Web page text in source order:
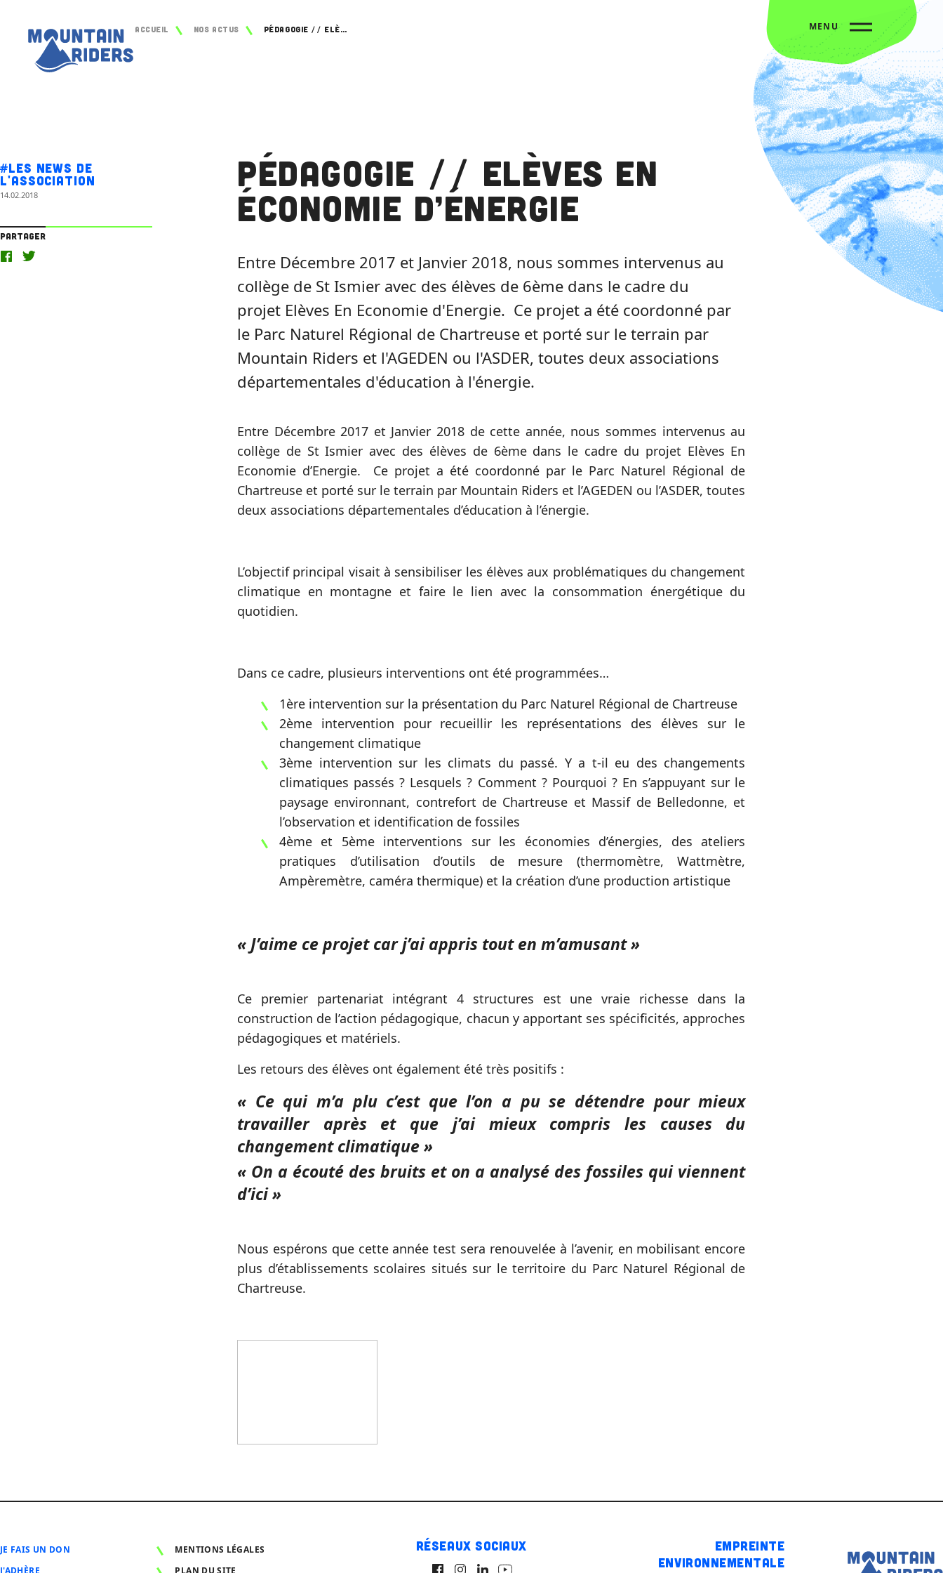
Accueil Nos actus Pédagogie // Elèves en économie d’énergie MENU
#Les news de
l'association
14.02.2018
Partager
Pédagogie // Elèves en
économie d’énergie
Entre Décembre 2017 et Janvier 2018, nous sommes intervenus au
collège de St Ismier avec des élèves de 6ème dans le cadre du
projet Elèves En Economie d'Energie. Ce projet a été coordonné par
le Parc Naturel Régional de Chartreuse et porté sur le terrain par
Mountain Riders et l'AGEDEN ou l'ASDER, toutes deux associations
départementales d'éducation à l'énergie.
Entre Décembre 2017 et Janvier 2018 de cette année, nous sommes intervenus au
collège de St Ismier avec des élèves de 6ème dans le cadre du projet Elèves En
Economie d’Energie. Ce projet a été coordonné par le Parc Naturel Régional de
Chartreuse et porté sur le terrain par Mountain Riders et l’AGEDEN ou l’ASDER, toutes
deux associations départementales d’éducation à l’énergie.
L’objectif principal visait à sensibiliser les élèves aux problématiques du changement
climatique en montagne et faire le lien avec la consommation énergétique du
quotidien.
Dans ce cadre, plusieurs interventions ont été programmées…
1ère intervention sur la présentation du Parc Naturel Régional de Chartreuse
2ème intervention pour recueillir les représentations des élèves sur le
changement climatique
3ème intervention sur les climats du passé. Y a t-il eu des changements
climatiques passés ? Lesquels ? Comment ? Pourquoi ? En s’appuyant sur le
paysage environnant, contrefort de Chartreuse et Massif de Belledonne, et
l’observation et identification de fossiles
4ème et 5ème interventions sur les économies d’énergies, des ateliers
pratiques d’utilisation d’outils de mesure (thermomètre, Wattmètre,
Ampèremètre, caméra thermique) et la création d’une production artistique
« J’aime ce projet car j’ai appris tout en m’amusant »
Ce premier partenariat intégrant 4 structures est une vraie richesse dans la
construction de l’action pédagogique, chacun y apportant ses spécificités, approches
pédagogiques et matériels.
Les retours des élèves ont également été très positifs :
« Ce qui m’a plu c’est que l’on a pu se détendre pour mieux
travailler après et que j’ai mieux compris les causes du
changement climatique »
« On a écouté des bruits et on a analysé des fossiles qui viennent
d’ici »
Nous espérons que cette année test sera renouvelée à l’avenir, en mobilisant encore
plus d’établissements scolaires situés sur le territoire du Parc Naturel Régional de
Chartreuse.
JE FAIS UN DON
J'ADHÈRE
MENTIONS LÉGALES
PLAN DU SITE
Réseaux sociaux
Empreinte
environnementale